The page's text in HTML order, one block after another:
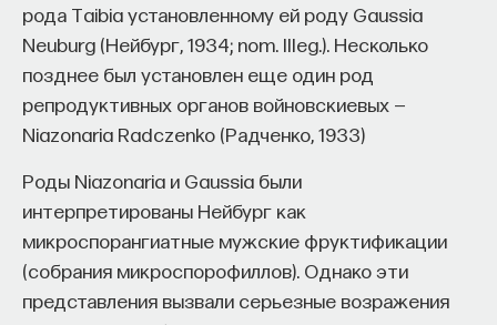
рода Taibia установленному ей роду Gaussia
Neuburg (Нейбург, 1934; nom. Illeg.). Несколько
позднее был установлен еще один род
репродуктивных органов войновскиевых —
Niazonaria Radczenko (Радченко, 1933)
Роды Niazonaria и Gaussia были
интерпретированы Нейбург как
микроспорангиатные мужские фруктификации
(собрания микроспорофиллов). Однако эти
представления вызвали серьезные возражения